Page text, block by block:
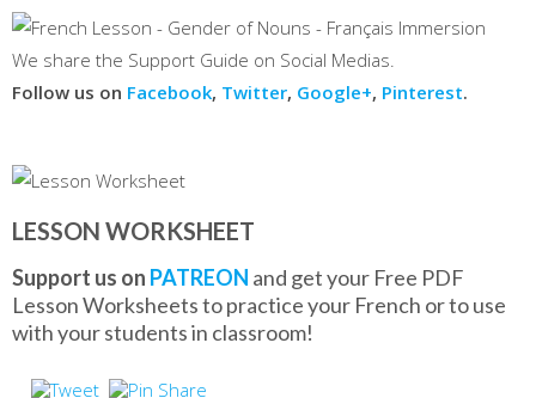
We share the Support Guide on Social Medias.
Follow us on Facebook, Twitter, Google+, Pinterest.
LESSON WORKSHEET
Support us on PATREON and get your Free PDF
Lesson Worksheets to practice your French or to use
with your students in classroom!